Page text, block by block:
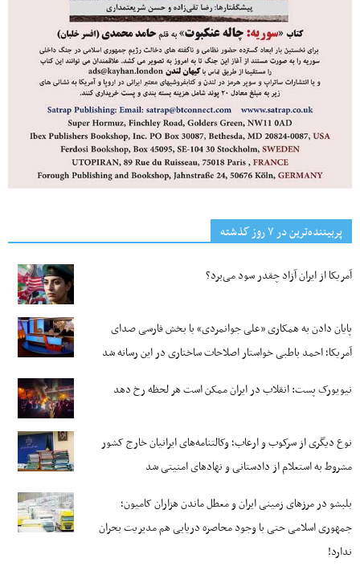
پربیننده‌ترین‌ در ۷ روز گذشته
آمریکا از ایران آزاد چقدر سود می‌برد؟
پایان دادن به همکاری «علی جوانمردی» با بخش فارسی صدای
آمریکا؛ احمد باطبی خواستار اصلاحات ساختاری در این رسانه شد
نیویورک پست: انقلاب در ایران ممکن است هر لحظه رخ دهد
نوع دیگری از سرکوب و ارعاب؛ وکالتنامه‌های ایرانیان خارج کشور
مشروط به استعلام از دادستانی و نهادهای امنیتی شد
بلبشو در مرزهای زمینی ایران و معطل ماندن هزاران کامیون؛
جمهوری اسلامی حتی با وجود محاصره دریایی هم مدیریت بحران
ندارد!